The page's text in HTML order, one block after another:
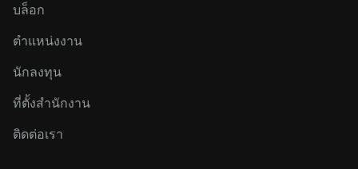
บล็อก
ตำแหน่งงาน
นักลงทุน
ที่ตั้งสำนักงาน
ติดต่อเรา